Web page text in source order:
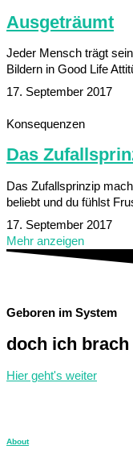
Ausgeträumt
Jeder Mensch trägt
Bildern in Good Life
17. September 2017
Konsequenzen
Das
Das Zufallsprinzip
beliebt und du fühlst
17. September 2017
Mehr anzeigen
Geboren im System
doch ich
Hier geht's weiter
About